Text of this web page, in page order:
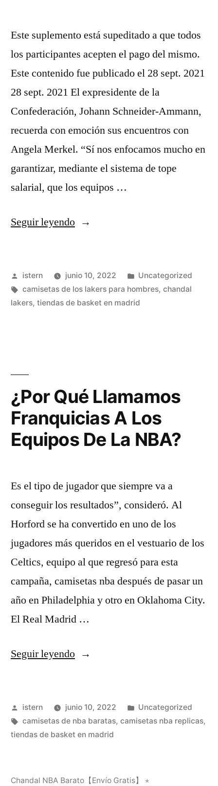
Este suplemento está supeditado a que todos
los participantes acepten el pago del mismo.
Este contenido fue publicado el 28 sept. 2021
28 sept. 2021 El expresidente de la
Confederación, Johann Schneider-Ammann,
recuerda con emoción sus encuentros con
Angela Merkel. “Sí nos enfocamos mucho en
garantizar, mediante el sistema de tope
salarial, que los equipos …
Seguir leyendo«Camisetas
Lakers
Para
La
NBA
Baratas
–
NBA»
Publicado
por
istern junio 10, 2022
Publicado
en
Uncategorized
Etiquetas:
camisetas de los lakers para hombres, chandal
lakers, tiendas de basket en madrid
¿Por Qué Llamamos
Franquicias A Los
Equipos De La NBA?
Es el tipo de jugador que siempre va a
conseguir los resultados”, consideró. Al
Horford se ha convertido en uno de los
jugadores más queridos en el vestuario de los
Celtics, equipo al que regresó para esta
campaña, camisetas nba después de pasar un
año en Philadelphia y otro en Oklahoma City.
El Real Madrid …
Seguir leyendo«¿Por
Franquicias
A
Publicado
por
istern junio 10, 2022
Publicado
en
Uncategorized
Etiquetas:
camisetas de nba baratas, camisetas nba replicas,
tiendas de basket en madrid
Chandal NBA Barato【Envío Gratis】 ⋆